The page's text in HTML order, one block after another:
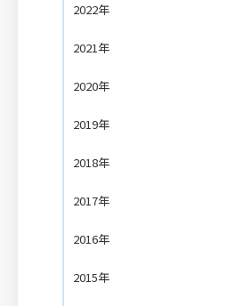
2022年
2021年
2020年
2019年
2018年
2017年
2016年
2015年